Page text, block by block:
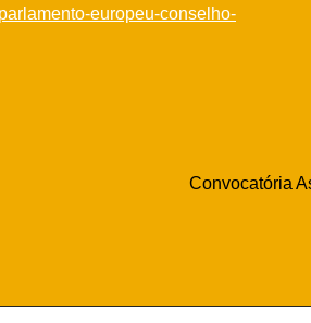
europeu-conselho-
Convocatória